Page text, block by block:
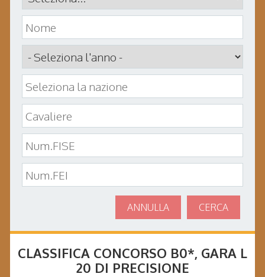
CERCA
ANNULLA
CLASSIFICA CONCORSO B0*, GARA L
20 DI PRECISIONE